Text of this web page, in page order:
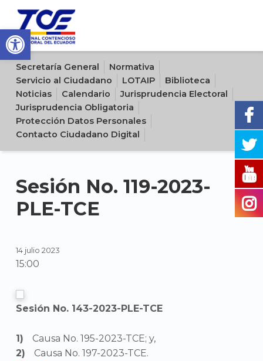
Open toolbar
Sitio oficial del Tribunal Contencioso Electoral del Ecuador
Secretaría General
Normativa
Servicio al Ciudadano
LOTAIP
Biblioteca
Noticias
Calendario
Jurisprudencia Electoral
Jurisprudencia Obligatoria
Protección Datos Personales
Contacto Ciudadano Digital
Sesión No. 119-2023-
PLE-TCE
14 julio 2023
15:00
Sesión No. 143-2023-PLE-TCE
Causa No. 195-2023-TCE; y,
Causa No. 197-2023-TCE.